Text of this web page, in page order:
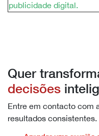
publicidade digital.
Quer
decisões
Entre em contacto com
resultados consistentes.